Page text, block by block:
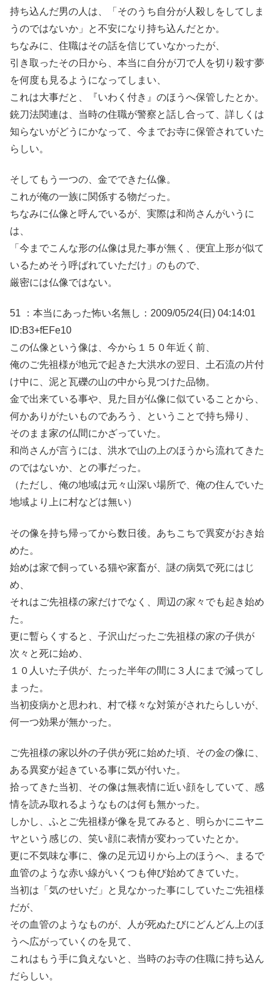
持ち込んだ男の人は、「そのうち自分が人殺しをしてしま
うのではないか」と不安になり持ち込んだとか。
ちなみに、住職はその話を信じていなかったが、
引き取ったその日から、本当に自分が刀で人を切り殺す夢
を何度も見るようになってしまい、
これは大事だと、『いわく付き』のほうへ保管したとか。
銃刀法関連は、当時の住職が警察と話し合って、詳しくは
知らないがどうにかなって、今までお寺に保管されていた
らしい。
そしてもう一つの、金でできた仏像。
これが俺の一族に関係する物だった。
ちなみに仏像と呼んでいるが、実際は和尚さんがいうに
は、
「今までこんな形の仏像は見た事が無く、便宜上形が似て
いるためそう呼ばれていただけ」のもので、
厳密には仏像ではない。
51 ：本当にあった怖い名無し：2009/05/24(日) 04:14:01
ID:B3+fEFe10
この仏像という像は、今から１５０年近く前、
俺のご先祖様が地元で起きた大洪水の翌日、土石流の片付
け中に、泥と瓦礫の山の中から見つけた品物。
金で出来ている事や、見た目が仏像に似ていることから、
何かありがたいものであろう、ということで持ち帰り、
そのまま家の仏間にかざっていた。
和尚さんが言うには、洪水で山の上のほうから流れてきた
のではないか、との事だった。
（ただし、俺の地域は元々山深い場所で、俺の住んでいた
地域より上に村などは無い）
その像を持ち帰ってから数日後。あちこちで異変がおき始
めた。
始めは家で飼っている猫や家畜が、謎の病気で死にはじ
め、
それはご先祖様の家だけでなく、周辺の家々でも起き始め
た。
更に暫らくすると、子沢山だったご先祖様の家の子供が
次々と死に始め、
１０人いた子供が、たった半年の間に３人にまで減ってし
まった。
当初疫病かと思われ、村で様々な対策がされたらしいが、
何一つ効果が無かった。
ご先祖様の家以外の子供が死に始めた頃、その金の像に、
ある異変が起きている事に気が付いた。
拾ってきた当初、その像は無表情に近い顔をしていて、感
情を読み取れるようなものは何も無かった。
しかし、ふとご先祖様が像を見てみると、明らかにニヤニ
ヤという感じの、笑い顔に表情が変わっていたとか。
更に不気味な事に、像の足元辺りから上のほうへ、まるで
血管のような赤い線がいくつも伸び始めてきていた。
当初は「気のせいだ」と見なかった事にしていたご先祖様
だが、
その血管のようなものが、人が死ぬたびにどんどん上のほ
うへ広がっていくのを見て、
これはもう手に負えないと、当時のお寺の住職に持ち込ん
だらしい。